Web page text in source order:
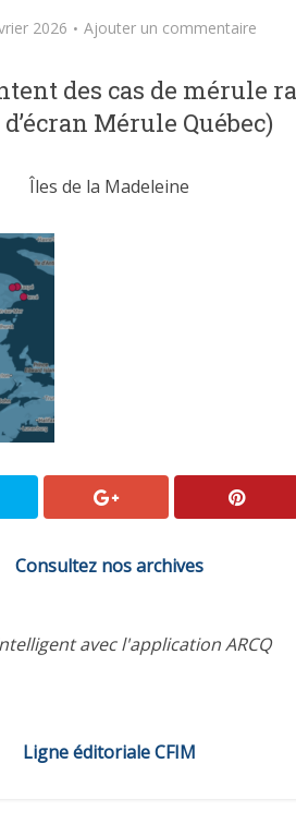
2026 Ajouter un commentaire
des cas de mérule
Mérule Québec)
Îles de la Madeleine
Consultez nos archives
avec l'application ARCQ
Ligne éditoriale CFIM